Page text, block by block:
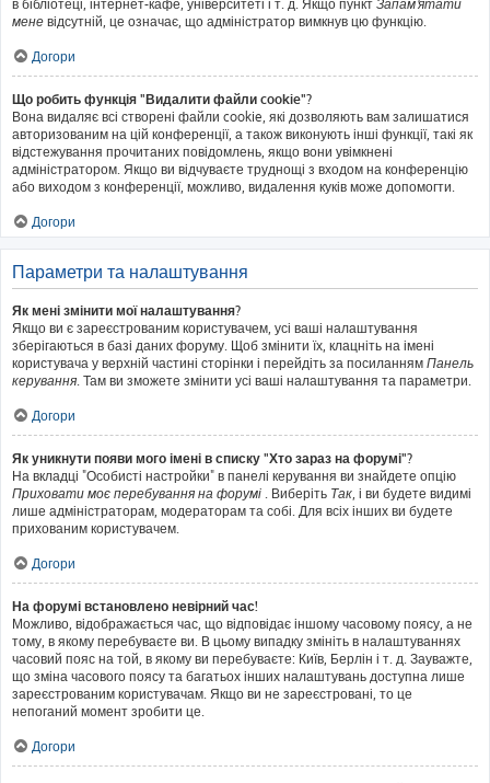
в бібліотеці, інтернет-кафе, університеті і т. д. Якщо пункт Запам'ятати
мене відсутній, це означає, що адміністратор вимкнув цю функцію.
Догори
Що робить функція "Видалити файли cookie"?
Вона видаляє всі створені файли cookie, які дозволяють вам залишатися
авторизованим на цій конференції, а також виконують інші функції, такі як
відстежування прочитаних повідомлень, якщо вони увімкнені
адміністратором. Якщо ви відчуваєте труднощі з входом на конференцію
або виходом з конференції, можливо, видалення куків може допомогти.
Догори
Параметри та налаштування
Як мені змінити мої налаштування?
Якщо ви є зареєстрованим користувачем, усі ваші налаштування
зберігаються в базі даних форуму. Щоб змінити їх, клацніть на імені
користувача у верхній частині сторінки і перейдіть за посиланням Панель
керування. Там ви зможете змінити усі ваші налаштування та параметри.
Догори
Як уникнути появи мого імені в списку "Хто зараз на форумі"?
На вкладці "Особисті настройки" в панелі керування ви знайдете опцію
Приховати моє перебування на форумі . Виберіть Так, і ви будете видимі
лише адміністраторам, модераторам та собі. Для всіх інших ви будете
прихованим користувачем.
Догори
На форумі встановлено невірний час!
Можливо, відображається час, що відповідає іншому часовому поясу, а не
тому, в якому перебуваєте ви. В цьому випадку змініть в налаштуваннях
часовий пояс на той, в якому ви перебуваєте: Київ, Берлін і т. д. Зауважте,
що зміна часового поясу та багатьох інших налаштувань доступна лише
зареєстрованим користувачам. Якщо ви не зареєстровані, то це
непоганий момент зробити це.
Догори